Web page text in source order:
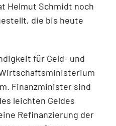
Helmut Schmidt noch
die bis heute
für Geld- und
Finanzminister sind
leichten Geldes
Refinanzierung der